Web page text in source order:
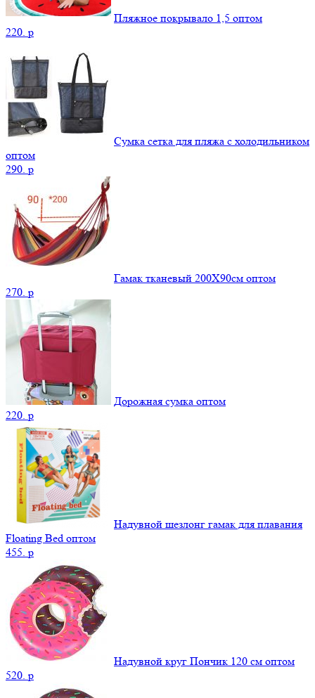
Пляжное покрывало 1,5 оптом
220. p
Сумка сетка для пляжа с холодильником
оптом
290. p
Гамак тканевый 200Х90см оптом
270. p
Дорожная сумка оптом
220. p
Надувной шезлонг гамак для плавания
Floating Bed оптом
455. p
Надувной круг Пончик 120 см оптом
520. p